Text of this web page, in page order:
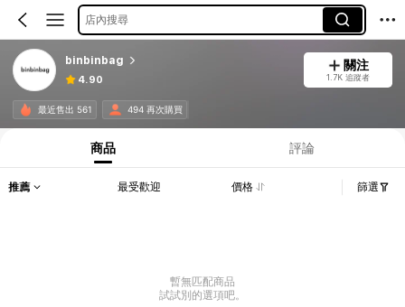
店內搜尋
binbinbag
4.90
關注
1.7K 追蹤者
最近售出 561 494 再次購買
商品 評論
推薦 最受歡迎 價格 篩選
暫無匹配商品
試試別的選項吧。